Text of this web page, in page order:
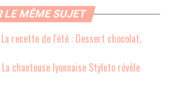
LE MÊME SUJET
La recette de l'été : Dessert chocolat,
La chanteuse lyonnaise Styleto révèle